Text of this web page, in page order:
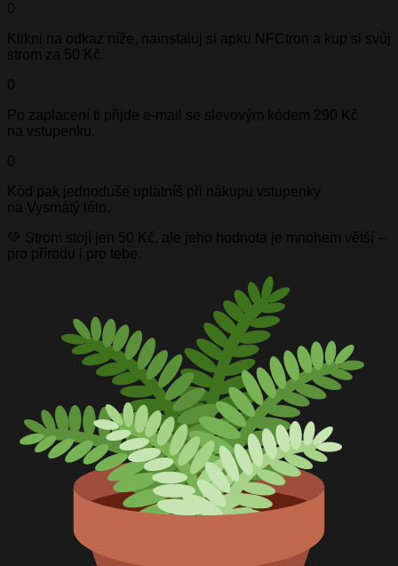
0
Klikni na odkaz níže, nainstaluj si apku NFCtron a kup si svůj
strom za 50 Kč.
0
Po zaplacení ti přijde e-mail se slevovým kódem 290 Kč
na vstupenku.
0
Kód pak jednoduše uplatníš při nákupu vstupenky
na Vysmátý léto.
💚 Strom stojí jen 50 Kč, ale jeho hodnota je mnohem větší –
pro přírodu i pro tebe.